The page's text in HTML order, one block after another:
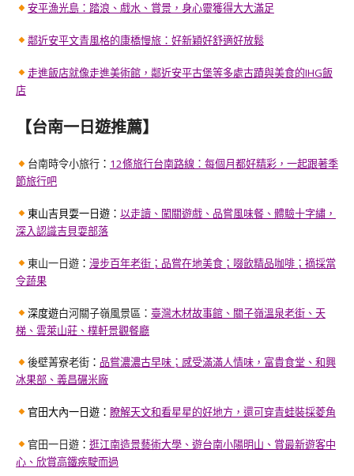
安平漁光島：踏浪、戲水、賞景，身心靈獲得大大滿足
鄰近安平文青風格的康橋慢旅：好新穎好舒適好放鬆
走進飯店就像走進美術館，鄰近安平古堡等多處古蹟與美食的IHG飯
店
【台南一日遊推薦】
台南時令小旅行： 12條旅行台南路線：每個月都好精彩，一起跟著季
節旅行吧
東山吉貝耍一日遊： 以走讀、闖關遊戲、品嘗風味餐、體驗十字繡，
深入認識吉貝耍部落
東山一日遊： 漫步百年老街；品嘗在地美食；啜飲精品咖啡；摘採當
令蔬果
深度遊白河關子嶺風景區： 臺灣木材故事館、關子嶺溫泉老街、天
梯、雲萊山莊、樸軒景觀餐廳
後壁菁寮老街： 品嘗濃濃古早味；感受滿滿人情味，富貴食堂、和興
冰果部、義昌碾米廠
官田大內一日遊： 瞭解天文和看星星的好地方，還可穿青蛙裝採菱角
官田一日遊： 逛江南造景藝術大學、遊台南小陽明山、賞最新遊客中
心、欣賞高鐵疾駛而過